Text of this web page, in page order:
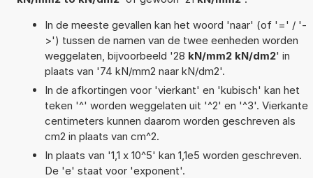
In de meeste gevallen kan het woord 'naar' (of '=' / '-
>') tussen de namen van de twee eenheden worden
weggelaten, bijvoorbeeld '28 kN/mm2 kN/dm2' in
plaats van '74 kN/mm2 naar kN/dm2'.
In de afkortingen voor 'vierkant' en 'kubisch' kan het
teken '^' worden weggelaten uit '^2' en '^3'. Vierkante
centimeters kunnen daarom worden geschreven als
cm2 in plaats van cm^2.
In plaats van '1,1 x 10^5' kan 1,1e5 worden geschreven.
De 'e' staat voor 'exponent'.